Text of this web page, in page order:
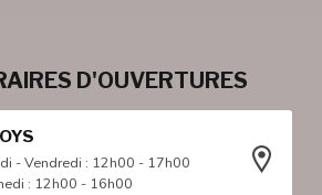
D'OUVERTURES
- Vendredi : 12h00 - 17h00
: 12h00 - 16h00